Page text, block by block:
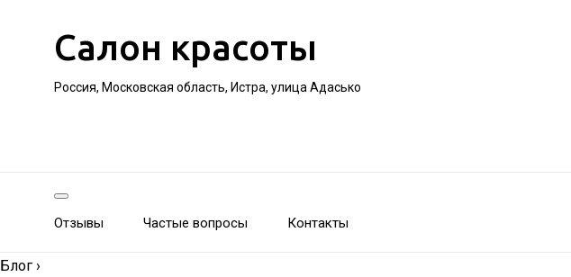
Салон красоты
Россия, Московская область, Истра, улица Адасько
Отзывы Частые вопросы Контакты
Блог ›